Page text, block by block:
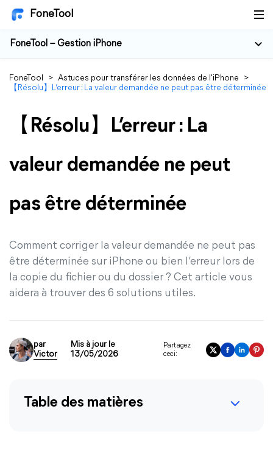
FoneTool
FoneTool – Gestion iPhone
FoneTool > Astuces pour transférer les données de l'iPhone
>
【Résolu】L’erreur : La valeur demandée ne peut pas être déterminée
【Résolu】L’erreur : La
valeur demandée ne peut
pas être déterminée
Comment corriger la valeur demandée ne peut pas
être déterminée sur iPhone ou bien l’erreur lors de
la copie du fichier ou du dossier ? Cet article vous
aidera à trouver des 6 solutions utiles.
par
Victor
Mis à jour le
13/05/2026
Partagez
ceci:
Table des matières